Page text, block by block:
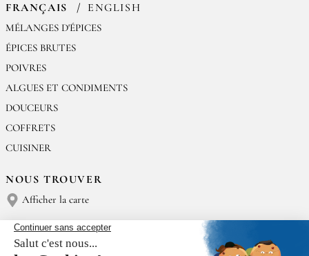
FRANÇAIS ENGLISH
MÉLANGES D'ÉPICES
ÉPICES BRUTES
POIVRES
ALGUES ET CONDIMENTS
DOUCEURS
COFFRETS
CUISINER
NOUS TROUVER
Afficher la carte
NOUS CONTACTER
Épices Rœllinger